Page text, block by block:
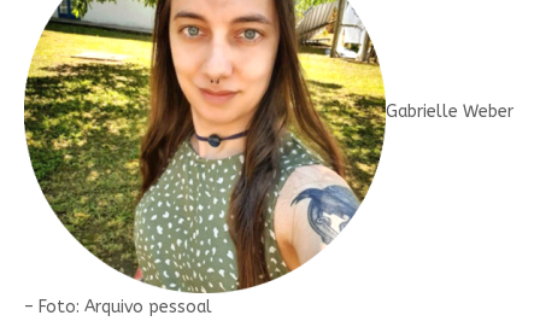
Gabrielle Weber
– Foto: Arquivo pessoal